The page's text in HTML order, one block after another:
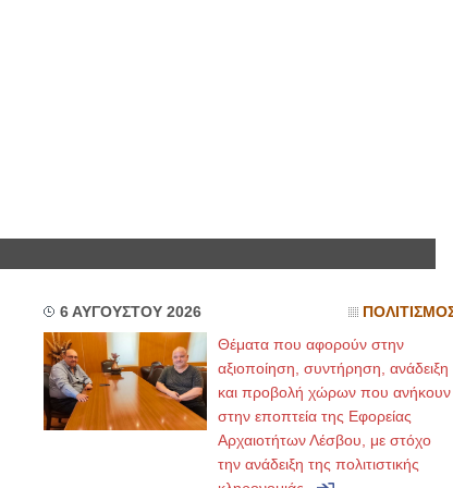
6 ΑΥΓΟΥΣΤΟΥ 2026
Θέματα που αφορούν στην
αξιοποίηση, συντήρηση, ανάδειξη
και προβολή χώρων που ανήκουν
στην εποπτεία της Εφορείας
Αρχαιοτήτων Λέσβου, με στόχο
την ανάδειξη της πολιτιστικής
Χειρουργός Ωτορινολαρυγγολόγος
Διδ.Παν.Αθηνών
Διπλωματούχος Ευρ.Ακαδημίας
Πάρνηθας 95-97 Αχαρναί
2102467085 & 6938502258
email- elenboumpa@gmail.com